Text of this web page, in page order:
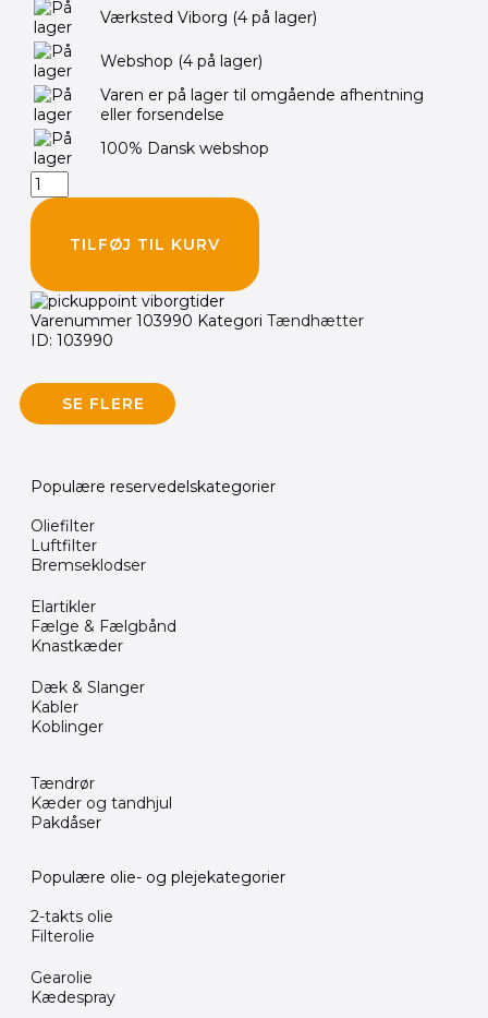
Værksted Viborg (4 på lager)
Webshop (4 på lager)
Varen er på lager til omgående afhentning
eller forsendelse
100% Dansk webshop
Tændhætter
LB05F
*5
K
OHM
MODSTAND*
antal
TILFØJ TIL KURV
Varenummer 103990 Kategori Tændhætter
ID: 103990
SE FLERE
Populære reservedelskategorier
Oliefilter
Luftfilter
Bremseklodser
Elartikler
Fælge & Fælgbånd
Knastkæder
Dæk & Slanger
Kabler
Koblinger
Tændrør
Kæder og tandhjul
Pakdåser
Populære olie- og plejekategorier
2-takts olie
Filterolie
Gearolie
Kædespray